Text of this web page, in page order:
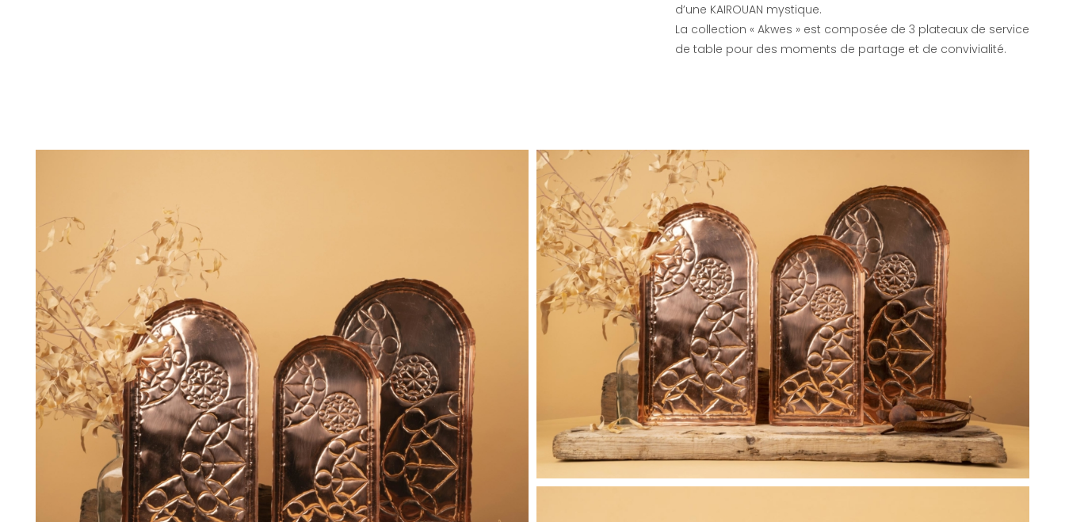
d’une KAIROUAN mystique.
La collection « Akwes » est composée de 3 plateaux de service
de table pour des moments de partage et de convivialité.